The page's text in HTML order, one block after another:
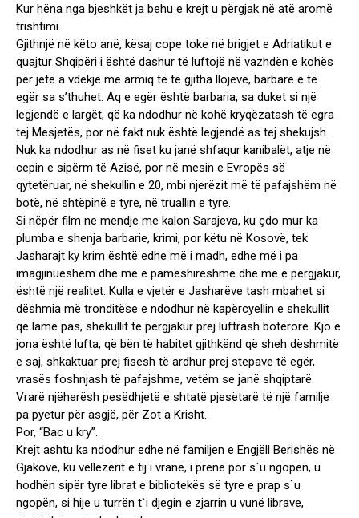
Kur hëna nga bjeshkët ja behu e krejt u përgjak në atë aromë
trishtimi.
Gjithnjë në këto anë, kësaj cope toke në brigjet e Adriatikut e
quajtur Shqipëri i është dashur të luftojë në vazhdën e kohës
për jetë a vdekje me armiq të të gjitha llojeve, barbarë e të
egër sa s’thuhet. Aq e egër është barbaria, sa duket si një
legjendë e largët, që ka ndodhur në kohë kryqëzatash të egra
tej Mesjetës, por në fakt nuk është legjendë as tej shekujsh.
Nuk ka ndodhur as në fiset ku janë shfaqur kanibalët, atje në
cepin e sipërm të Azisë, por në mesin e Evropës së
qytetëruar, në shekullin e 20, mbi njerëzit më të pafajshëm në
botë, në shtëpinë e tyre, në truallin e tyre.
Si nëpër film ne mendje me kalon Sarajeva, ku çdo mur ka
plumba e shenja barbarie, krimi, por këtu në Kosovë, tek
Jasharajt ky krim është edhe më i madh, edhe më i pa
imagjinueshëm dhe më e pamëshirëshme dhe më e përgjakur,
është një realitet. Kulla e vjetër e Jasharëve tash mbahet si
dëshmia më tronditëse e ndodhur në kapërcyellin e shekullit
që lamë pas, shekullit të përgjakur prej luftrash botërore. Kjo e
jona është lufta, që bën të habitet gjithkënd që sheh dëshmitë
e saj, shkaktuar prej fisesh të ardhur prej stepave të egër,
vrasës foshnjash të pafajshme, vetëm se janë shqiptarë.
Vrarë njëherësh pesëdhjetë e shtatë pjesëtarë të një familje
pa pyetur për asgjë, për Zot a Krisht.
Por, “Bac u kry”.
Krejt ashtu ka ndodhur edhe në familjen e Engjëll Berishës në
Gjakovë, ku vëllezërit e tij i vranë, i prenë por s`u ngopën, u
hodhën sipër tyre librat e bibliotekës së tyre e prap s`u
ngopën, si hije u turrën t`i djegin e zjarrin u vunë librave,